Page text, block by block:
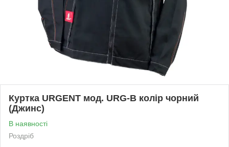
Куртка URGENT мод. URG-B колір чорний
(Джинс)
В наявності
Роздріб